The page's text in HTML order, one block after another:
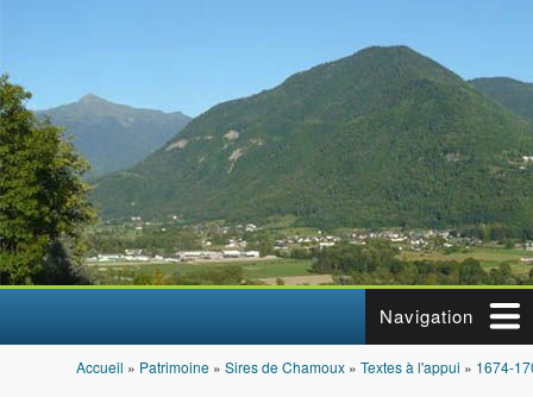
Navigation
Vous êtes ici
Accueil » Patrimoine » Sires de Chamoux » Textes à l'appui » 1674-